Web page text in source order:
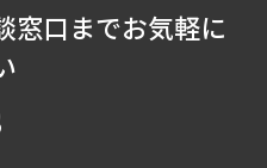
窓口までお気軽に